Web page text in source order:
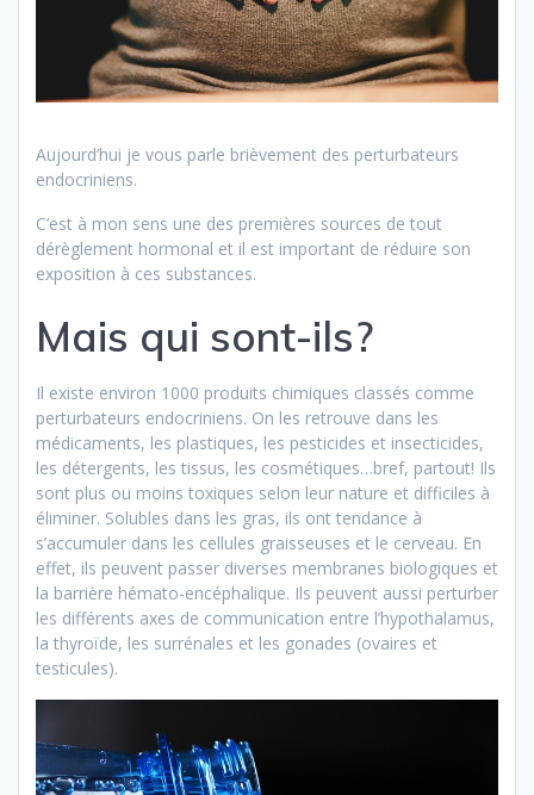
Aujourd’hui je vous parle brièvement des perturbateurs
endocriniens.
C’est à mon sens une des premières sources de tout
dérèglement hormonal et il est important de réduire son
exposition à ces substances.
Mais qui sont-ils?
Il existe environ 1000 produits chimiques classés comme
perturbateurs endocriniens. On les retrouve dans les
médicaments, les plastiques, les pesticides et insecticides,
les détergents, les tissus, les cosmétiques…bref, partout! Ils
sont plus ou moins toxiques selon leur nature et difficiles à
éliminer. Solubles dans les gras, ils ont tendance à
s’accumuler dans les cellules graisseuses et le cerveau. En
effet, ils peuvent passer diverses membranes biologiques et
la barrière hémato-encéphalique. Ils peuvent aussi perturber
les différents axes de communication entre l’hypothalamus,
la thyroïde, les surrénales et les gonades (ovaires et
testicules).